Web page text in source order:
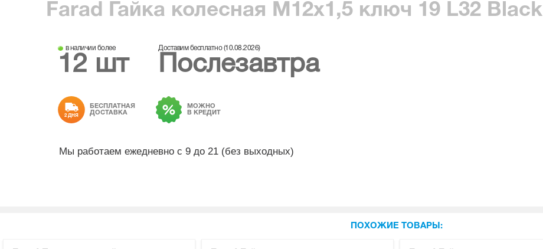
Farad Гайка колесная М12х1,5 ключ 19 L32 Black
в наличии более
12 шт
Доставим бесплатно (10.08.2026)
Послезавтра
2 ДНЯ
БЕСПЛАТНАЯ
ДОСТАВКА
МОЖНО
В КРЕДИТ
Мы работаем ежедневно с 9 до 21 (без выходных)
ПОХОЖИЕ ТОВАРЫ: